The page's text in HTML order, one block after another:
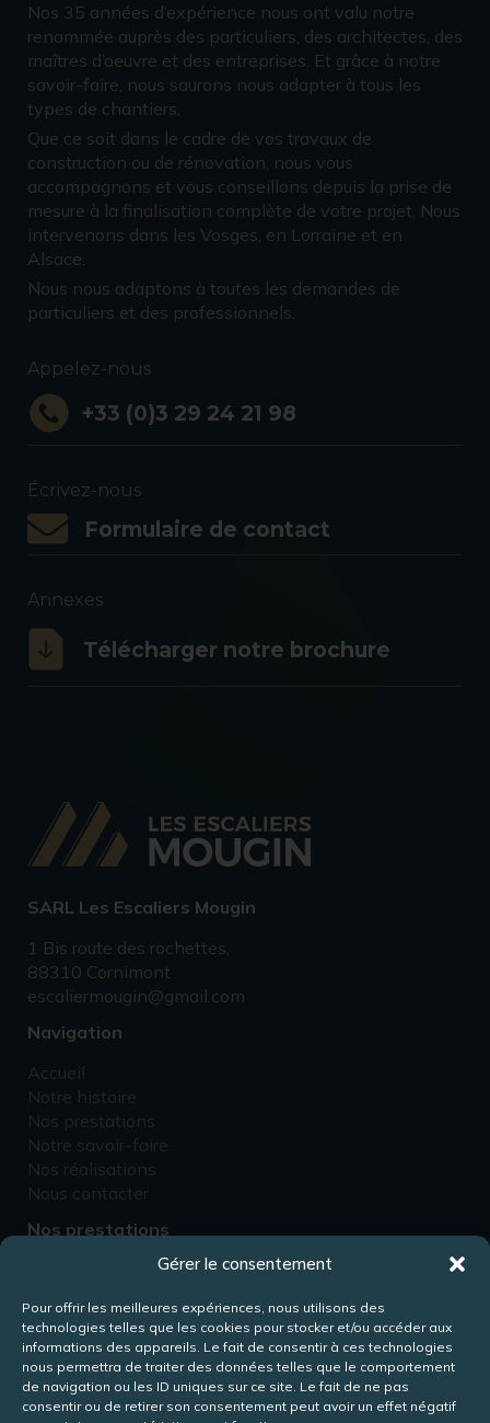
Gérer le consentement
Pour offrir les meilleures expériences, nous utilisons des
technologies telles que les cookies pour stocker et/ou accéder aux
informations des appareils. Le fait de consentir à ces technologies
nous permettra de traiter des données telles que le comportement
de navigation ou les ID uniques sur ce site. Le fait de ne pas
consentir ou de retirer son consentement peut avoir un effet négatif
Nos 35 années d’expérience nous ont valu notre
renommée auprès des particuliers, des architectes, des
maîtres d’oeuvre et des entreprises. Et grâce à notre
savoir-faire, nous saurons nous adapter à tous les
types de chantiers.
Que ce soit dans le cadre de vos travaux de
construction ou de rénovation, nous vous
accompagnons et vous conseillons depuis la prise de
mesure à la finalisation complète de votre projet. Nous
intervenons dans les Vosges, en Lorraine et en
Alsace.
Nous nous adaptons à toutes les demandes de
particuliers et des professionnels.
Appelez-nous
+33 (0)3 29 24 21 98
Écrivez-nous
Formulaire de contact
Annexes
Télécharger notre brochure
SARL Les Escaliers Mougin
1 Bis route des rochettes,
88310 Cornimont
escaliermougin@gmail.com
Navigation
Accueil
Notre histoire
Nos prestations
Notre savoir-faire
Nos réalisations
Nous contacter
Nos prestations
Fabricant d’escaliers
Fabricant de passerelles
Fabricant de mezzanines
Conception de meubles